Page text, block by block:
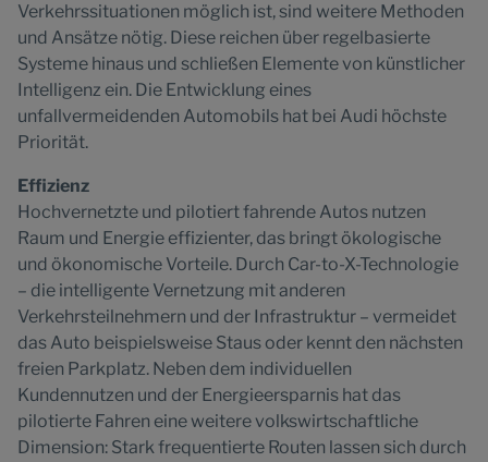
Verkehrssituationen möglich ist, sind weitere Methoden
und Ansätze nötig. Diese reichen über regelbasierte
Systeme hinaus und schließen Elemente von künstlicher
Intelligenz ein. Die Entwicklung eines
unfallvermeidenden Automobils hat bei Audi höchste
Priorität.
Effizienz
Hochvernetzte und pilotiert fahrende Autos nutzen
Raum und Energie effizienter, das bringt ökologische
und ökonomische Vorteile. Durch Car-to-X-Technologie
– die intelligente Vernetzung mit anderen
Verkehrsteilnehmern und der Infrastruktur – vermeidet
das Auto beispielsweise Staus oder kennt den nächsten
freien Parkplatz. Neben dem individuellen
Kundennutzen und der Energieersparnis hat das
pilotierte Fahren eine weitere volkswirtschaftliche
Dimension: Stark frequentierte Routen lassen sich durch